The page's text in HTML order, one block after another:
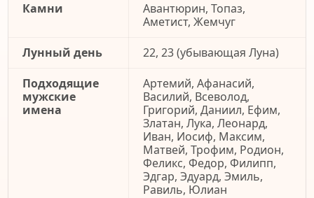
Камни
Авантюрин, Топаз,
Аметист, Жемчуг
Лунный день
22, 23 (убывающая Луна)
Подходящие
мужские
имена
Артемий, Афанасий,
Василий, Всеволод,
Григорий, Даниил, Ефим,
Златан, Лука, Леонард,
Иван, Иосиф, Максим,
Матвей, Трофим, Родион,
Феликс, Федор, Филипп,
Эдгар, Эдуард, Эмиль,
Равиль, Юлиан